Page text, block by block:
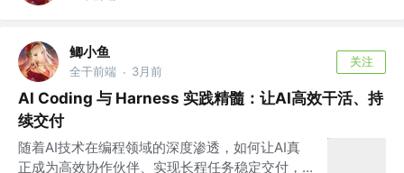
鲫小鱼
全干前端 · 3月前
关注
AI Coding 与 Harness 实践精髓：让AI高效干活、持
续交付
随着AI技术在编程领域的深度渗透，如何让AI真
正成为高效协作伙伴、实现长程任务稳定交付，...